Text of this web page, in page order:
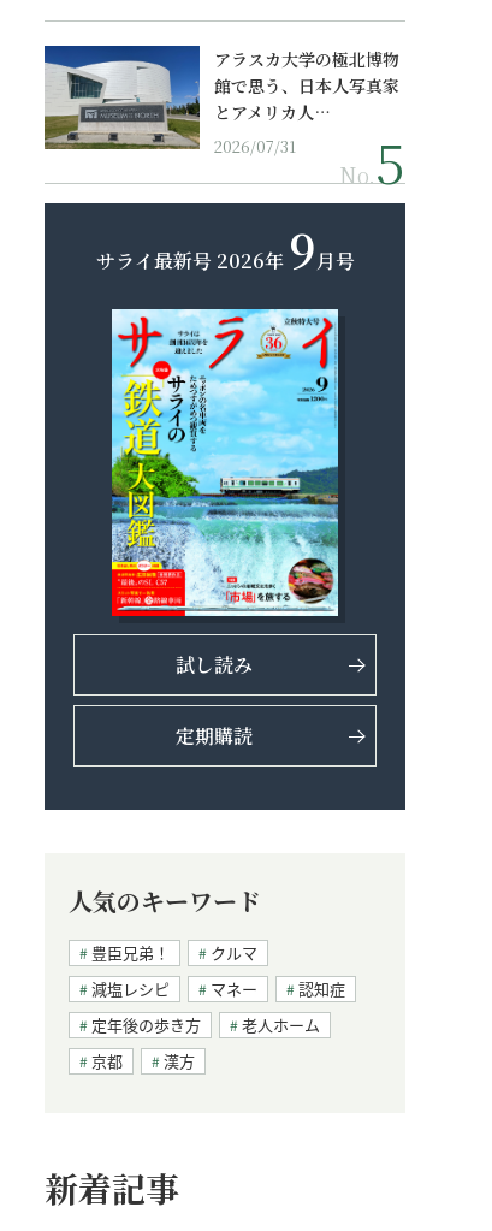
アラスカ大学の極北博物
館で思う、日本人写真家
とアメリカ人…
2026/07/31
No.
サライ最新号 2026年 9月号
試し読み
定期購読
人気のキーワード
豊臣兄弟！
クルマ
減塩レシピ
マネー
認知症
定年後の歩き方
老人ホーム
京都
漢方
新着記事